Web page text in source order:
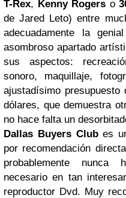
T-Rex, Kenny Rogers o
de Jared Leto) entre
adecuadamente la
asombroso apartado
sus aspectos:
sonoro, maquillaje,
ajustadísimo
dólares, que demuestra
no hace falta un
Dallas Buyers Clubes
por recomendación
probablemente nunca
necesario en tan
reproductor Dvd. Muy